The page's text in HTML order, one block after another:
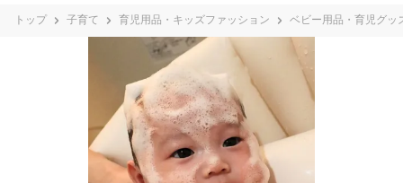
トップ 子育て 育児用品・キッズファッション ベビー用品・育児グッ